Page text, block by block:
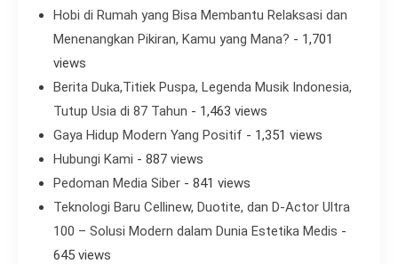
Hobi di Rumah yang Bisa Membantu Relaksasi dan
Menenangkan Pikiran, Kamu yang Mana? - 1,701
views
Berita Duka,Titiek Puspa, Legenda Musik Indonesia,
Tutup Usia di 87 Tahun - 1,463 views
Gaya Hidup Modern Yang Positif - 1,351 views
Hubungi Kami - 887 views
Pedoman Media Siber - 841 views
Teknologi Baru Cellinew, Duotite, dan D-Actor Ultra
100 – Solusi Modern dalam Dunia Estetika Medis -
645 views